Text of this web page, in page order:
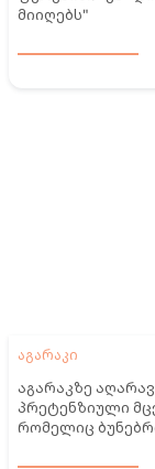
მიიღებს"
აგარაკი
აგარაკზე
პრეტენზიული
რომელიც